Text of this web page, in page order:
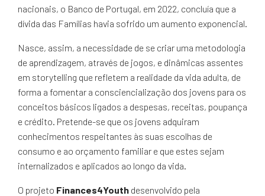
nacionais, o Banco de Portugal, em 2022, concluía que a
dívida das Famílias havia sofrido um aumento exponencial.
Nasce, assim, a necessidade de se criar uma metodologia
de aprendizagem, através de jogos, e dinâmicas assentes
em storytelling que refletem a realidade da vida adulta, de
forma a fomentar a consciencialização dos jovens para os
conceitos básicos ligados a despesas, receitas, poupança
e crédito. Pretende-se que os jovens adquiram
conhecimentos respeitantes às suas escolhas de
consumo e ao orçamento familiar e que estes sejam
internalizados e aplicados ao longo da vida.
O projeto Finances4Youth desenvolvido pela